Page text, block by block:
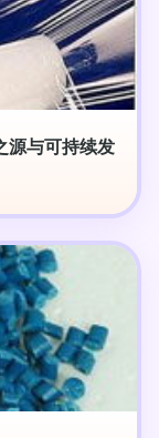
与可持续发